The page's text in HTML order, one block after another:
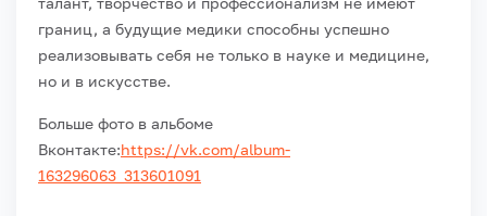
границ, а будущие медики способны успешно
реализовывать себя не только в науке и медицине,
но и в искусстве.
Больше фото в альбоме
Вконтакте:https://vk.com/album-
163296063_313601091